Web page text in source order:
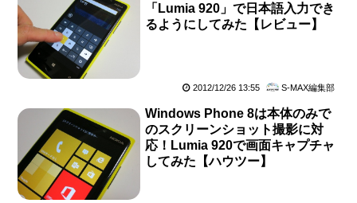
「Lumia 920」で日本語入力でき
るようにしてみた【レビュー】
2012/12/26 13:55 S-MAX編集部
Windows Phone 8は本体のみで
のスクリーンショット撮影に対
応！Lumia 920で画面キャプチャ
してみた【ハウツー】